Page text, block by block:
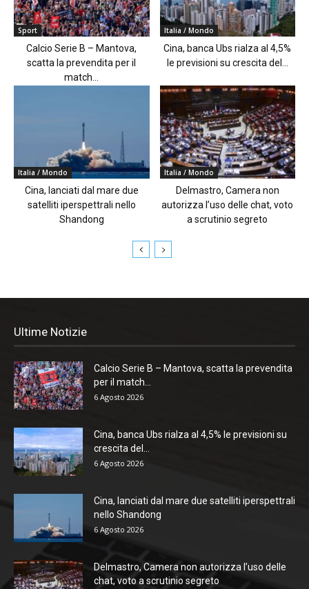
Sport
Calcio Serie B – Mantova,
scatta la prevendita per il
match...
Italia / Mondo
Cina, banca Ubs rialza al 4,5%
le previsioni su crescita del...
Italia / Mondo
Cina, lanciati dal mare due
satelliti iperspettrali nello
Shandong
Italia / Mondo
Delmastro, Camera non
autorizza l’uso delle chat, voto
a scrutinio segreto
Ultime Notizie
Calcio Serie B – Mantova, scatta la prevendita
per il match...
6 Agosto 2026
Cina, banca Ubs rialza al 4,5% le previsioni su
crescita del...
6 Agosto 2026
Cina, lanciati dal mare due satelliti iperspettrali
nello Shandong
6 Agosto 2026
Delmastro, Camera non autorizza l’uso delle
chat, voto a scrutinio segreto